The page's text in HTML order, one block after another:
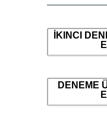
İKINCI
DENEME